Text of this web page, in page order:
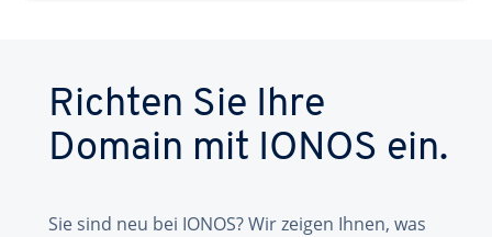
Richten Sie Ihre
Domain mit IONOS ein.
Sie sind neu bei IONOS? Wir zeigen Ihnen, was